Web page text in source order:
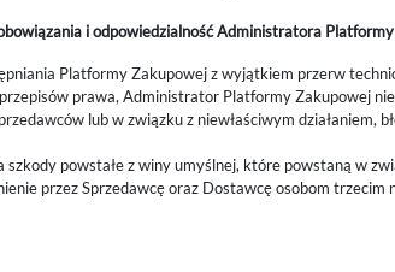
i odpowiedzialność Administratora
Platformy Zakupowej z wyjątkiem przerw
prawa, Administrator Platformy Zakupowej
lub w związku z niewłaściwym działaniem,
powstałe z winy umyślnej, które powstaną w
przez Sprzedawcę oraz Dostawcę osobom trzecim